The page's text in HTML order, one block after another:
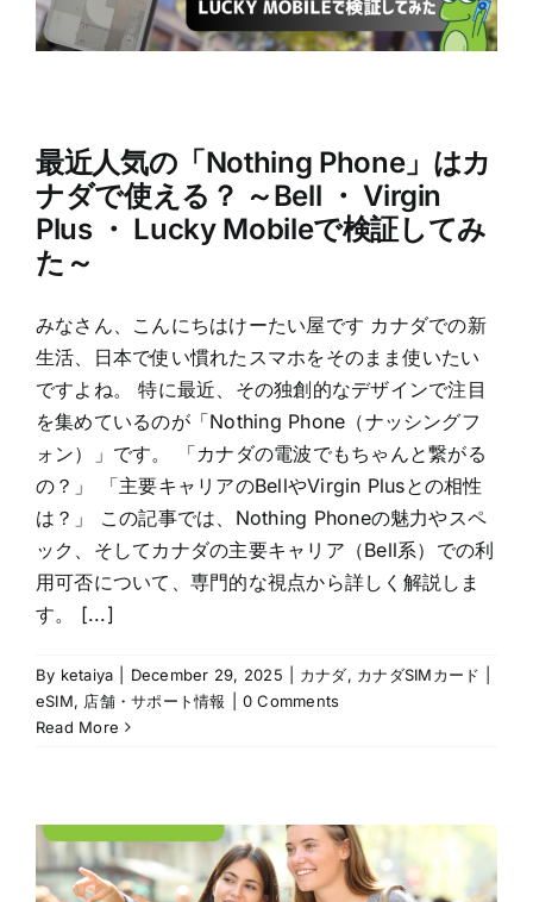
最近人気の「Nothing Phone」はカ
ナダで使える？ ～Bell ・ Virgin
Plus ・ Lucky Mobileで検証してみ
た～
みなさん、こんにちはけーたい屋です カナダでの新
生活、日本で使い慣れたスマホをそのまま使いたい
ですよね。 特に最近、その独創的なデザインで注目
を集めているのが「Nothing Phone（ナッシングフ
ォン）」です。 「カナダの電波でもちゃんと繋がる
の？」 「主要キャリアのBellやVirgin Plusとの相性
は？」 この記事では、Nothing Phoneの魅力やスペ
ック、そしてカナダの主要キャリア（Bell系）での利
用可否について、専門的な視点から詳しく解説しま
す。 [...]
By ketaiya December 29, 2025 カナダ, カナダSIMカード |
eSIM, 店舗・サポート情報
0 Comments
Read More